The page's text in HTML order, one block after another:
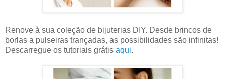
Renove à sua coleção de bijuterias DIY. Desde brincos de
borlas a pulseiras trançadas, as possibilidades são infinitas!
Descarregue os tutoriais grátis aqui.